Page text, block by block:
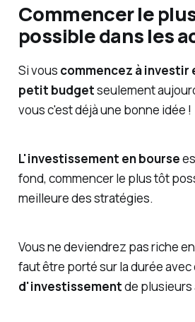
Commencer le
possible dans les
Si vous commencez à investir
petit budgetseulement
vous c'est déjà une bonne idée !
L'investissement en bourse
fond, commencer le plus tôt
meilleure des stratégies.
Vous ne deviendrez pas riche
faut être porté sur la durée avec
d'investissementde plusieurs